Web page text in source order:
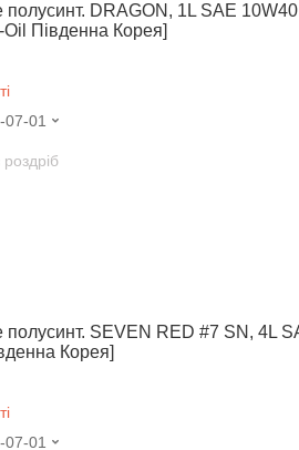
DRAGON, 1L SAE
Південна Корея]
01
роздріб
SEVEN RED #7 SN, 4L
Корея]
01